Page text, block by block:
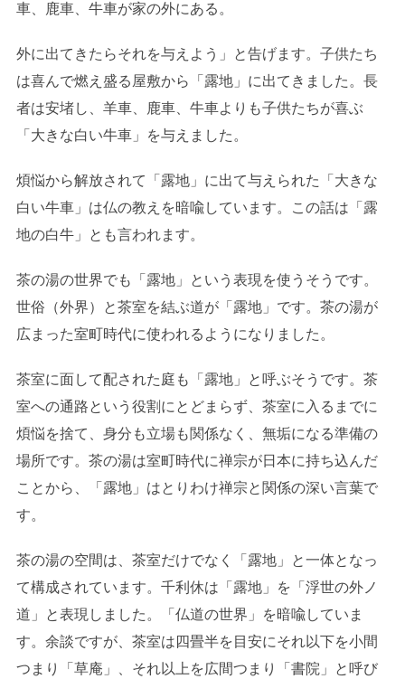
車、鹿車、牛車が家の外にある。
外に出てきたらそれを与えよう」と告げます。子供たち
は喜んで燃え盛る屋敷から「露地」に出てきました。長
者は安堵し、羊車、鹿車、牛車よりも子供たちが喜ぶ
「大きな白い牛車」を与えました。
煩悩から解放されて「露地」に出て与えられた「大きな
白い牛車」は仏の教えを暗喩しています。この話は「露
地の白牛」とも言われます。
茶の湯の世界でも「露地」という表現を使うそうです。
世俗（外界）と茶室を結ぶ道が「露地」です。茶の湯が
広まった室町時代に使われるようになりました。
茶室に面して配された庭も「露地」と呼ぶそうです。茶
室への通路という役割にとどまらず、茶室に入るまでに
煩悩を捨て、身分も立場も関係なく、無垢になる準備の
場所です。茶の湯は室町時代に禅宗が日本に持ち込んだ
ことから、「露地」はとりわけ禅宗と関係の深い言葉で
す。
茶の湯の空間は、茶室だけでなく「露地」と一体となっ
て構成されています。千利休は「露地」を「浮世の外ノ
道」と表現しました。「仏道の世界」を暗喩していま
す。余談ですが、茶室は四畳半を目安にそれ以下を小間
つまり「草庵」、それ以上を広間つまり「書院」と呼び